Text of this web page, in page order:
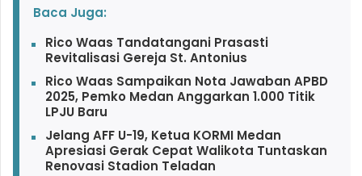
Baca Juga:
Rico Waas Tandatangani Prasasti
Revitalisasi Gereja St. Antonius
Rico Waas Sampaikan Nota Jawaban APBD
2025, Pemko Medan Anggarkan 1.000 Titik
LPJU Baru
Jelang AFF U-19, Ketua KORMI Medan
Apresiasi Gerak Cepat Walikota Tuntaskan
Renovasi Stadion Teladan